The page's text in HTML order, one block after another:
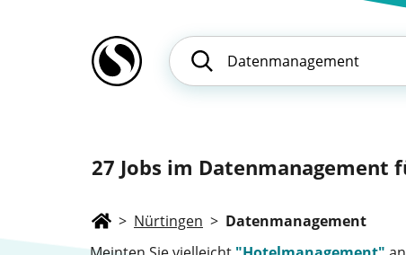
27 Jobs im Datenmanagement
> Nürtingen > Datenmanagement